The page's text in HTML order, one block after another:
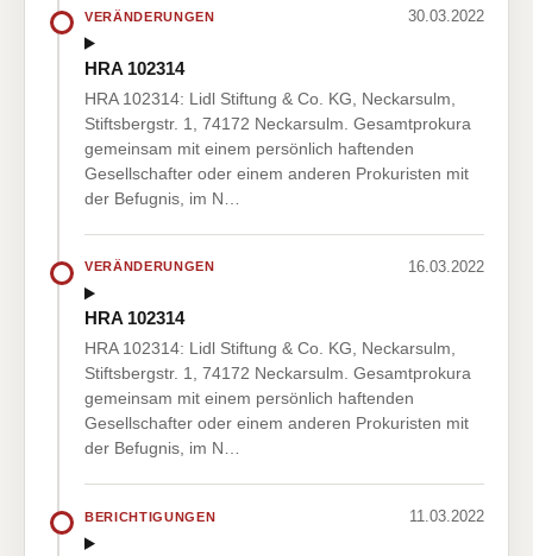
VERÄNDERUNGEN 30.03.2022
HRA 102314
HRA 102314: Lidl Stiftung & Co. KG, Neckarsulm,
Stiftsbergstr. 1, 74172 Neckarsulm. Gesamtprokura
gemeinsam mit einem persönlich haftenden
Gesellschafter oder einem anderen Prokuristen mit
der Befugnis, im N…
VERÄNDERUNGEN 16.03.2022
HRA 102314
HRA 102314: Lidl Stiftung & Co. KG, Neckarsulm,
Stiftsbergstr. 1, 74172 Neckarsulm. Gesamtprokura
gemeinsam mit einem persönlich haftenden
Gesellschafter oder einem anderen Prokuristen mit
der Befugnis, im N…
BERICHTIGUNGEN 11.03.2022